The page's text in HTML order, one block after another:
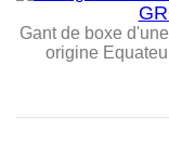
Gant de boxe
origine